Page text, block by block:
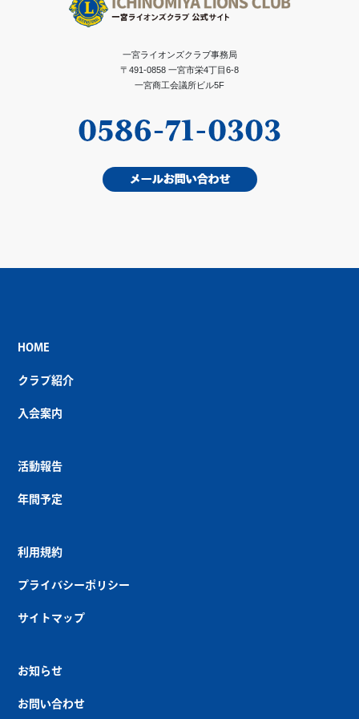
一宮ライオンズクラブ事務局
〒491-0858 一宮市栄4丁目6-8
一宮商工会議所ビル5F
HOME
クラブ紹介
入会案内
活動報告
年間予定
利用規約
プライバシーポリシー
サイトマップ
お知らせ
お問い合わせ